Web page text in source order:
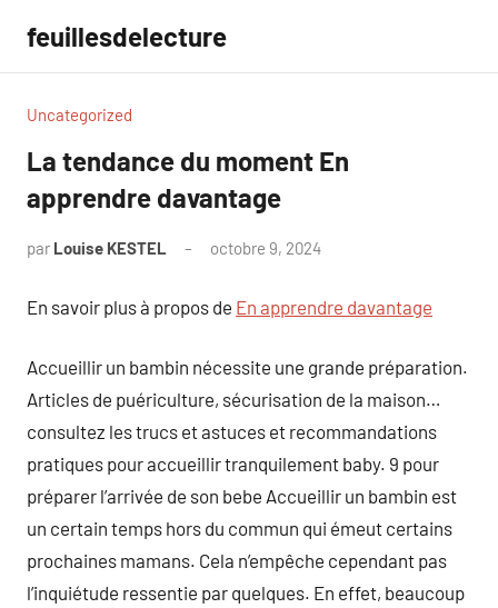
contenu
feuillesdelecture
Uncategorized
La tendance du moment En
apprendre davantage
par Louise KESTEL octobre 9, 2024
En savoir plus à propos de En apprendre davantage
Accueillir un bambin nécessite une grande préparation.
Articles de puériculture, sécurisation de la maison…
consultez les trucs et astuces et recommandations
pratiques pour accueillir tranquilement baby. 9 pour
préparer l’arrivée de son bebe Accueillir un bambin est
un certain temps hors du commun qui émeut certains
prochaines mamans. Cela n’empêche cependant pas
l’inquiétude ressentie par quelques. En effet, beaucoup